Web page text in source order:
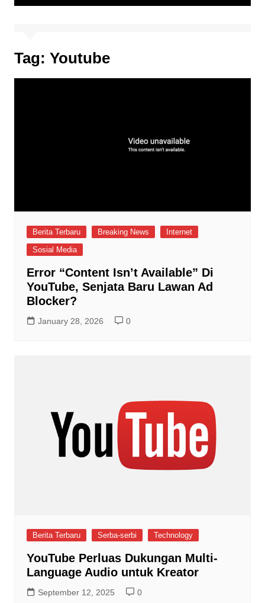
Tag: Youtube
Berita Terbaru Breaking News
Internet
Sosial Media
Error “Content Isn’t Available” Di
YouTube, Senjata Baru Lawan Ad
Blocker?
January 28, 2026 0
Berita Terbaru Serba-serbi Technology
YouTube Perluas Dukungan Multi-
Language Audio untuk Kreator
September 12, 2025 0